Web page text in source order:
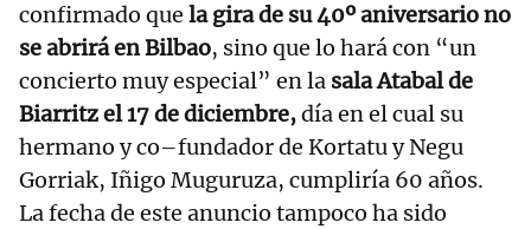
confirmado que la gira de su 40º aniversario no
se abrirá en Bilbao, sino que lo hará con “un
concierto muy especial” en la sala Atabal de
Biarritz el 17 de diciembre,día en el cual su
hermano y co–fundador de Kortatu y Negu
Gorriak, Iñigo Muguruza, cumpliría 60 años.
La fecha de este anuncio tampoco ha sido